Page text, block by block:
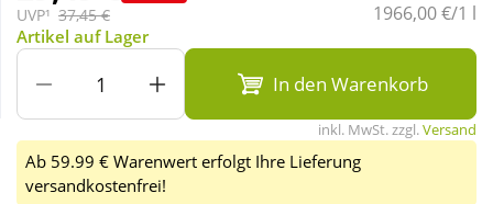
Tierbedarf
UVP¹ 37,45 € Grundpreis:
1966,00 €/1 l
Artikel auf Lager
In den Warenkorb
inkl. MwSt. zzgl.Versand
Ab 59.99 € Warenwert erfolgt Ihre Lieferung
versandkostenfrei!